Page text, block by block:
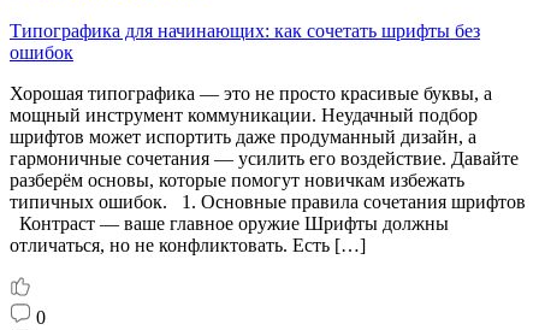
Типографика для начинающих: как сочетать шрифты без
ошибок
Хорошая типографика — это не просто красивые буквы, а
мощный инструмент коммуникации. Неудачный подбор
шрифтов может испортить даже продуманный дизайн, а
гармоничные сочетания — усилить его воздействие. Давайте
разберём основы, которые помогут новичкам избежать
типичных ошибок. 1. Основные правила сочетания шрифтов
Контраст — ваше главное оружие Шрифты должны
отличаться, но не конфликтовать. Есть […]
0